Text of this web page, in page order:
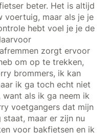
beter. Het is altijd
voertuig, maar als je je
hebt voel je je de
zorgt ervoor
om op te trekken,
brommers, ik kan
ik ga toch echt niet
als ik ga neem ik
voetgangers dat mijn
maar er zijn nu
voor bakfietsen en ik